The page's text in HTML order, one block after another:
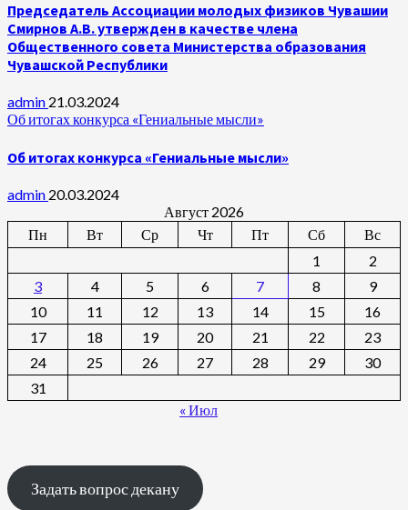
Председатель Ассоциации молодых физиков Чувашии
Смирнов А.В. утвержден в качестве члена
Общественного совета Министерства образования
Чувашской Республики
admin 21.03.2024
Об итогах конкурса «Гениальные мысли»
Об итогах конкурса «Гениальные мысли»
admin 20.03.2024
Август 2026
Пн
Вт Ср Чт Пт Сб
Вс
1
2
3
4 5 6 7 8
9
10
11 12 13 14 15
16
17
18 19 20 21 22
23
24
25 26 27 28 29
30
31
« Июл
Задать вопрос декану